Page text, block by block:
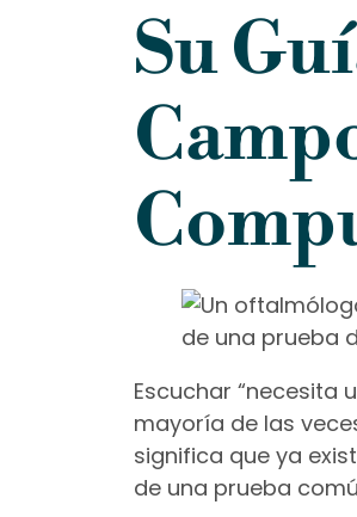
Su
Escuchar “necesita
mayoría de las
significa que ya
de una prueba